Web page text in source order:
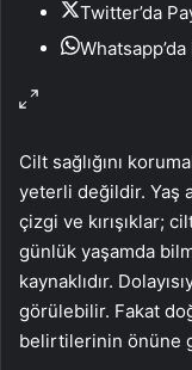
Twitter’da
Cilt sağlığını
yeterli değildir. Yaş
çizgi ve kırışıklar;
günlük yaşamda
kaynaklıdır.
görülebilir. Fakat
belirtilerinin önüne